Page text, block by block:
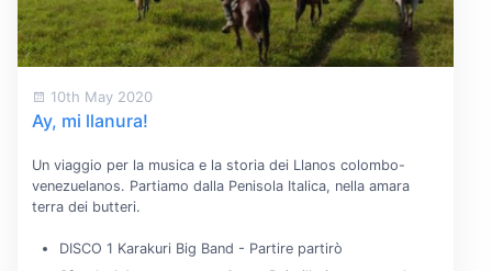
10th May 2020
Ay, mi llanura!
Un viaggio per la musica e la storia dei Llanos colombo-
venezuelanos. Partiamo dalla Penisola Italica, nella amara
terra dei butteri.
DISCO 1 Karakuri Big Band - Partire partirò